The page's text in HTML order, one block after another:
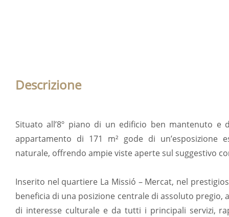
Descrizione
Situato all’8º piano di un edificio ben mantenuto e
appartamento di 171 m² gode di un’esposizione
naturale, offrendo ampie viste aperte sul suggestivo
Inserito nel quartiere La Missió – Mercat, nel
beneficia di una posizione centrale di assoluto pregio,
di interesse culturale e da tutti i principali servizi,